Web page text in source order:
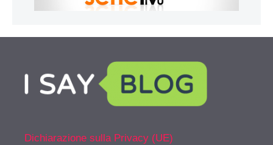
Dichiarazione sulla Privacy (UE)